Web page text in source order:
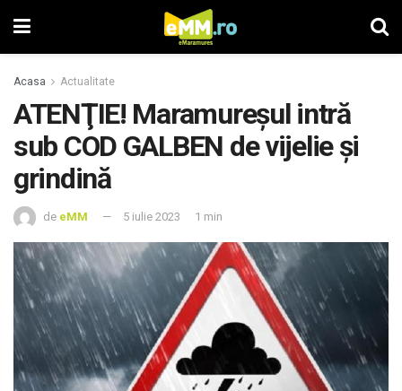
Acasa Actualitate
ATENŢIE! Maramureşul intră
sub COD GALBEN de vijelie şi
grindină
de eMM 5 iulie 2023 1 min